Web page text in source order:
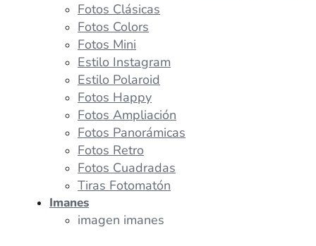
Fotos Clásicas
Fotos Colors
Fotos Mini
Estilo Instagram
Estilo Polaroid
Fotos Happy
Fotos Ampliación
Fotos Panorámicas
Fotos Retro
Fotos Cuadradas
Tiras Fotomatón
Imanes
imagen imanes